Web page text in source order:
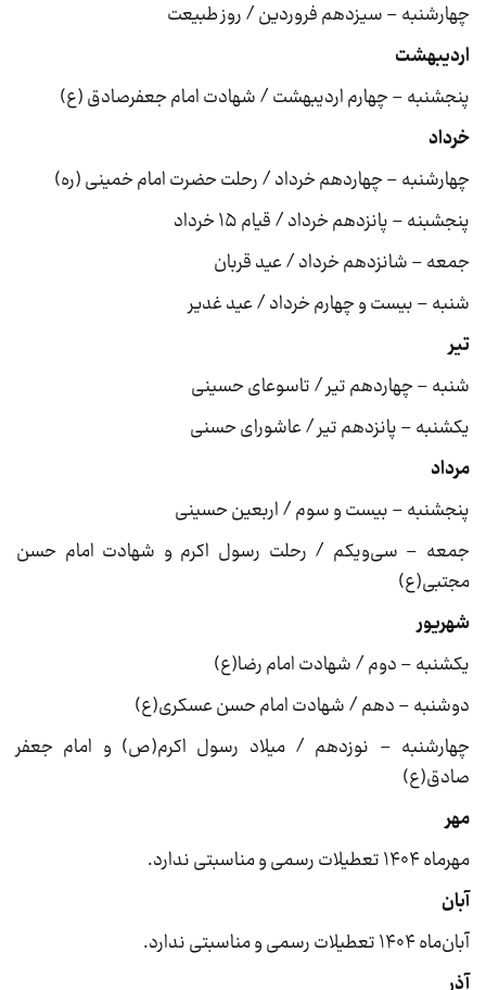
چهارشنبه – سیزدهم فروردین / روز طبیعت
اردیبهشت
پنجشنبه – چهارم اردیبهشت / شهادت امام جعفرصادق (ع)
خرداد
چهارشنبه – چهاردهم خرداد / رحلت حضرت امام خمینی (ره)
پنجشبنه – پانزدهم خرداد / قیام ۱۵ خرداد
جمعه – شانزدهم خرداد / عید قربان
شنبه – بیست و چهارم خرداد / عید غدیر
تیر
شنبه – چهاردهم تیر / تاسوعای حسینی
یکشنبه – پانزدهم تیر / عاشورای حسنی
مرداد
پنجشنبه – بیست و سوم / اربعین حسینی
جمعه – سی‌ویکم / رحلت رسول اکرم و شهادت امام حسن
مجتبی(ع)
شهریور
یکشنبه – دوم / شهادت امام رضا(ع)
دوشنبه – دهم / شهادت امام حسن عسکری(ع)
چهارشنبه – نوزدهم / میلاد رسول اکرم(ص) و امام جعفر
صادق(ع)
مهر
مهرماه ۱۴۰۴ تعطیلات رسمی و مناسبتی ندارد.
آبان
آبان‌ماه ۱۴۰۴ تعطیلات رسمی و مناسبتی ندارد.